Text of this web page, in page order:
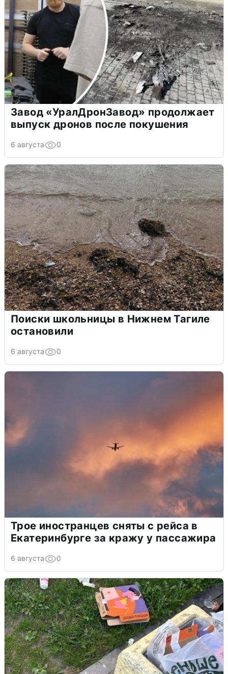
Завод «УралДронЗавод» продолжает
выпуск дронов после покушения
6 августа 0
Поиски школьницы в Нижнем Тагиле
остановили
6 августа 0
Трое иностранцев сняты с рейса в
Екатеринбурге за кражу у пассажира
6 августа 0